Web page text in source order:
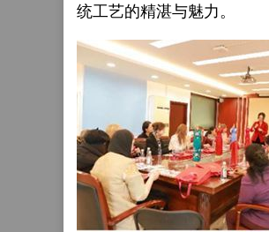
统工艺的精湛与魅力。